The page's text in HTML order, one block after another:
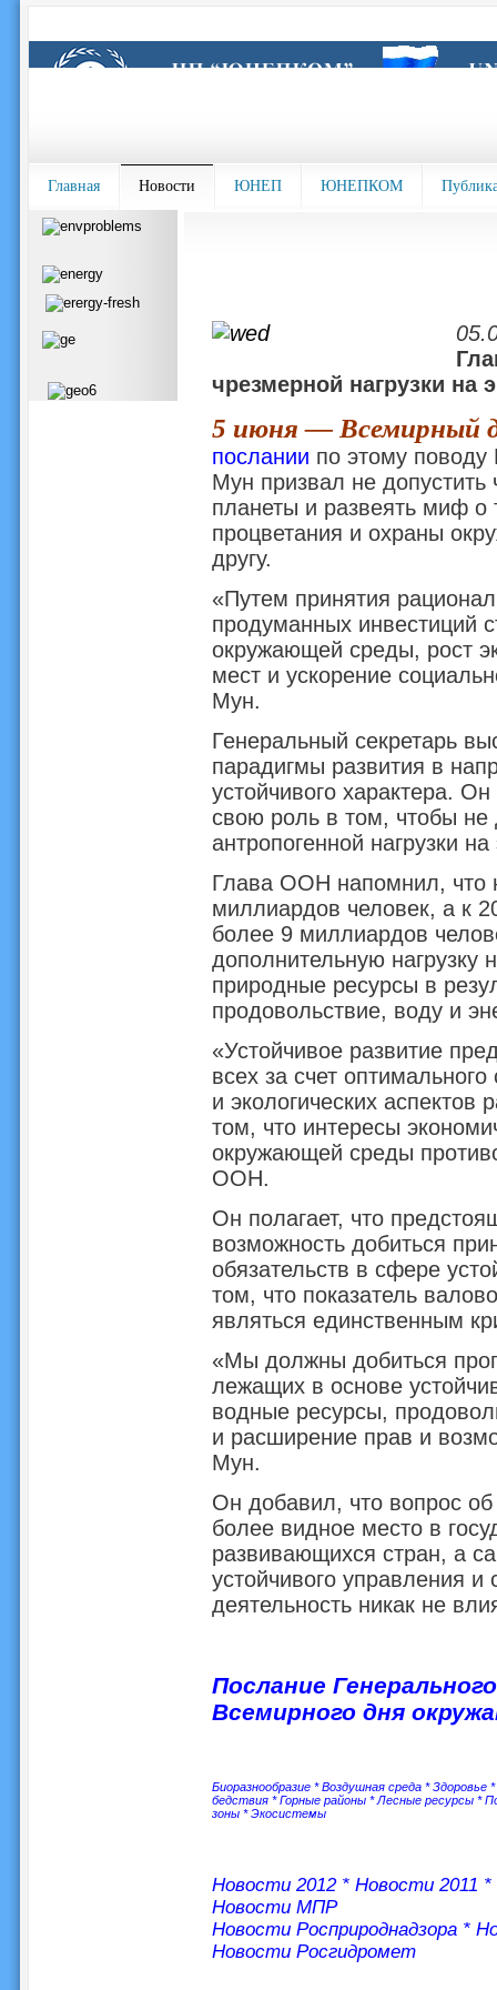
Главная Новости ЮНЕП ЮНЕПКОМ
чрезмерной нагрузки на
5 июня — Всемирный
послании по этому
Мун призвал не допустить
планеты и развеять миф о
процветания и охраны
другу.
«Путем принятия
продуманных инвестиций
окружающей среды, рост
мест и ускорение
Мун.
Генеральный секретарь
парадигмы развития в
устойчивого характера.
свою роль в том, чтобы не
антропогенной нагрузки
Глава ООН напомнил, что
миллиардов человек, а к
более 9 миллиардов
дополнительную нагрузку
природные ресурсы в
продовольствие, воду и
«Устойчивое развитие
всех за счет
и экологических
том, что интересы
окружающей среды
ООН.
Он полагает, что
возможность добиться
обязательств в сфере
том, что показатель
являться единственным
«Мы должны добиться
лежащих в основе
водные ресурсы,
и расширение прав и
Мун.
Он добавил, что вопрос об
более видное место в
развивающихся стран, а
устойчивого управления и
деятельность никак не
Послание
Всемирного дня
Биоразнообразие *Воздушная среда *Здоровье *
бедствия *Горные районы *Лесные ресурсы *
зоны *Экосистемы
Новости 2012* Новости 2011 *
Новости МПР
Новости Росприроднадзора*
Новости Росгидромет